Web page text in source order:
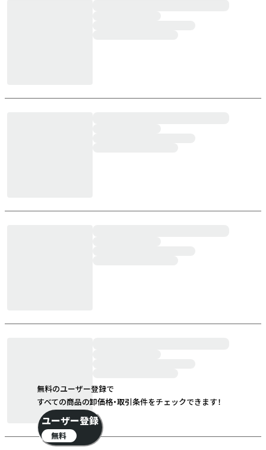
無料のユーザー登録で
すべての商品の卸価格・取引条件をチェックできます！
ユーザー登録
無料